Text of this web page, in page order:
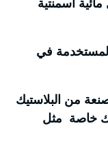
أسمنتية
في
من البلاستيك
خاصة مثل